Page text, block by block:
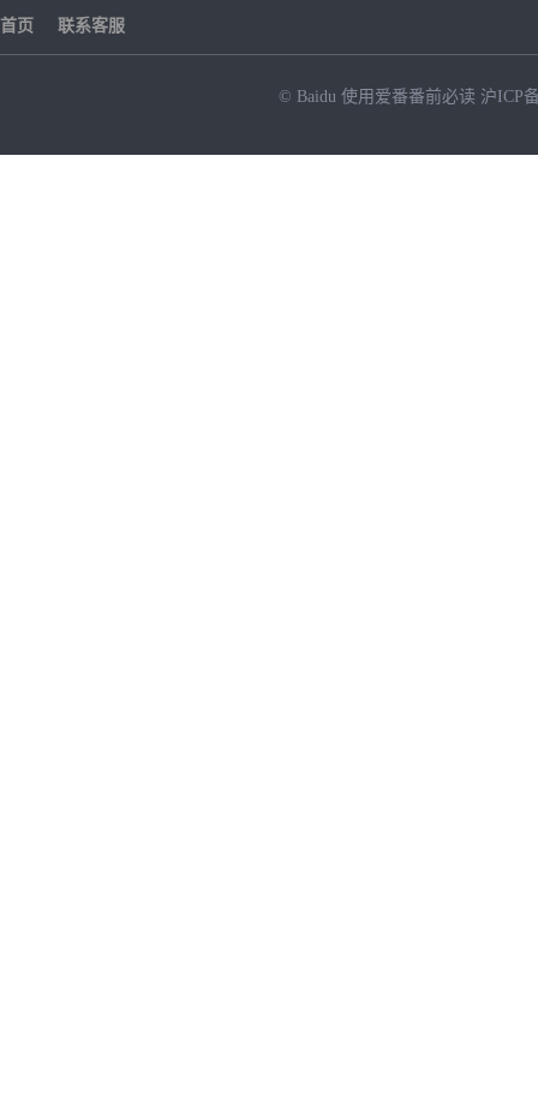
首页 联系客服
© Baidu 使用爱番番前必读 沪ICP